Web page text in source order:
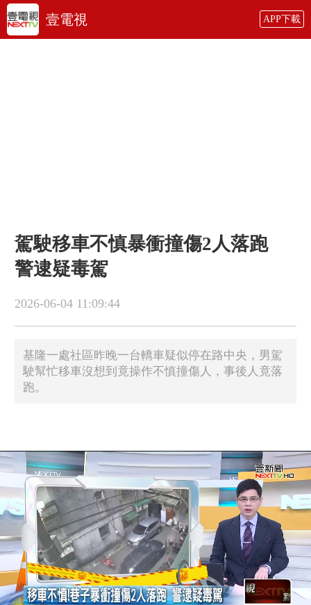
壹電視 APP下載
駕駛移車不慎暴衝撞傷2人落跑
警逮疑毒駕
2026-06-04 11:09:44
基隆一處社區昨晚一台轎車疑似停在路中央，男駕
駛幫忙移車沒想到竟操作不慎撞傷人，事後人竟落
跑。